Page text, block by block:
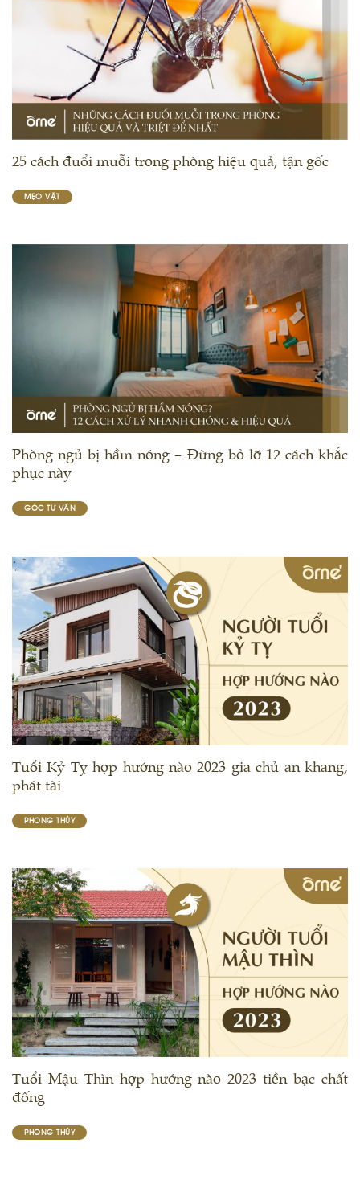
MẸO VẶT
25 cách đuổi muỗi trong phòng hiệu quả, tận gốc
GÓC TƯ VẤN
Phòng ngủ bị hầm nóng – Đừng bỏ lỡ 12 cách khắc
phục này
PHONG THỦY
Tuổi Kỷ Tỵ hợp hướng nào 2023 gia chủ an khang,
phát tài
PHONG THỦY
Tuổi Mậu Thìn hợp hướng nào 2023 tiền bạc chất
đống